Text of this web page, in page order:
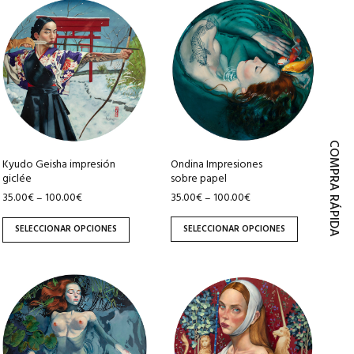
producto
producto
Kyudo Geisha impresión
giclée
35.00€–100.00€
SELECCIONAR OPCIONES
producto
tiene
múltiples
variantes.
Las
opciones
pueden
elegir
en
la
página
producto
Ondina Impresiones
sobre papel
35.00€–100.00€
SELECCIONAR OPCIONES
producto
tiene
múltiples
variantes.
Las
opciones
pueden
elegir
en
la
página
producto
producto
tiene
múltiples
producto
tiene
múltiples
COMPRA RÁPIDA